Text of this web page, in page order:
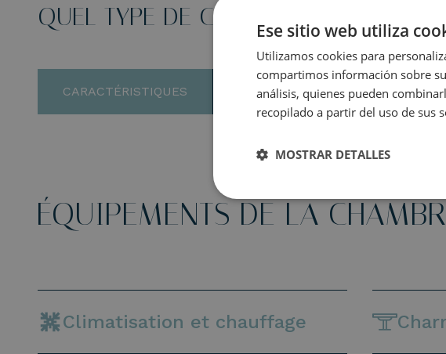
QUEL TYPE DE CHAMBRE
CARACTÉRISTIQUES PREMIUM EXCLUSIF
ÉQUIPEMENTS DE LA
Climatisation et chauffage
Ese sitio web utiliza
Utilizamos cookies para
compartimos información sobre
análisis, quienes pueden
recopilado a partir del uso de sus
MOSTRAR DETALLES